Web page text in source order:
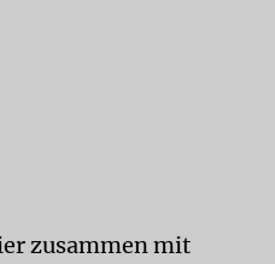
zusammen mit